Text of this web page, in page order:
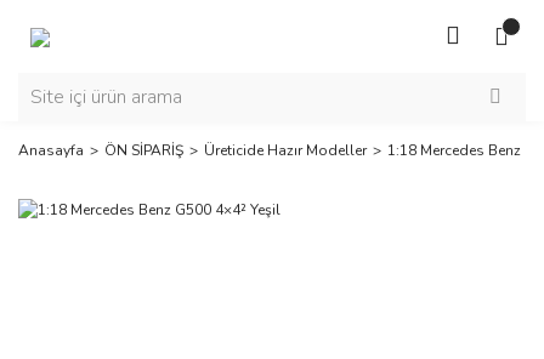
Anasayfa ÖN SİPARİŞ Üreticide Hazır Modeller 1:18 Mercedes Benz